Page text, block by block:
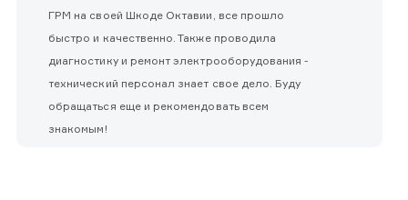
ГРМ на своей Шкоде Октавии, все прошло
быстро и качественно. Также проводила
диагностику и ремонт электрооборудования -
технический персонал знает свое дело. Буду
обращаться еще и рекомендовать всем
знакомым!